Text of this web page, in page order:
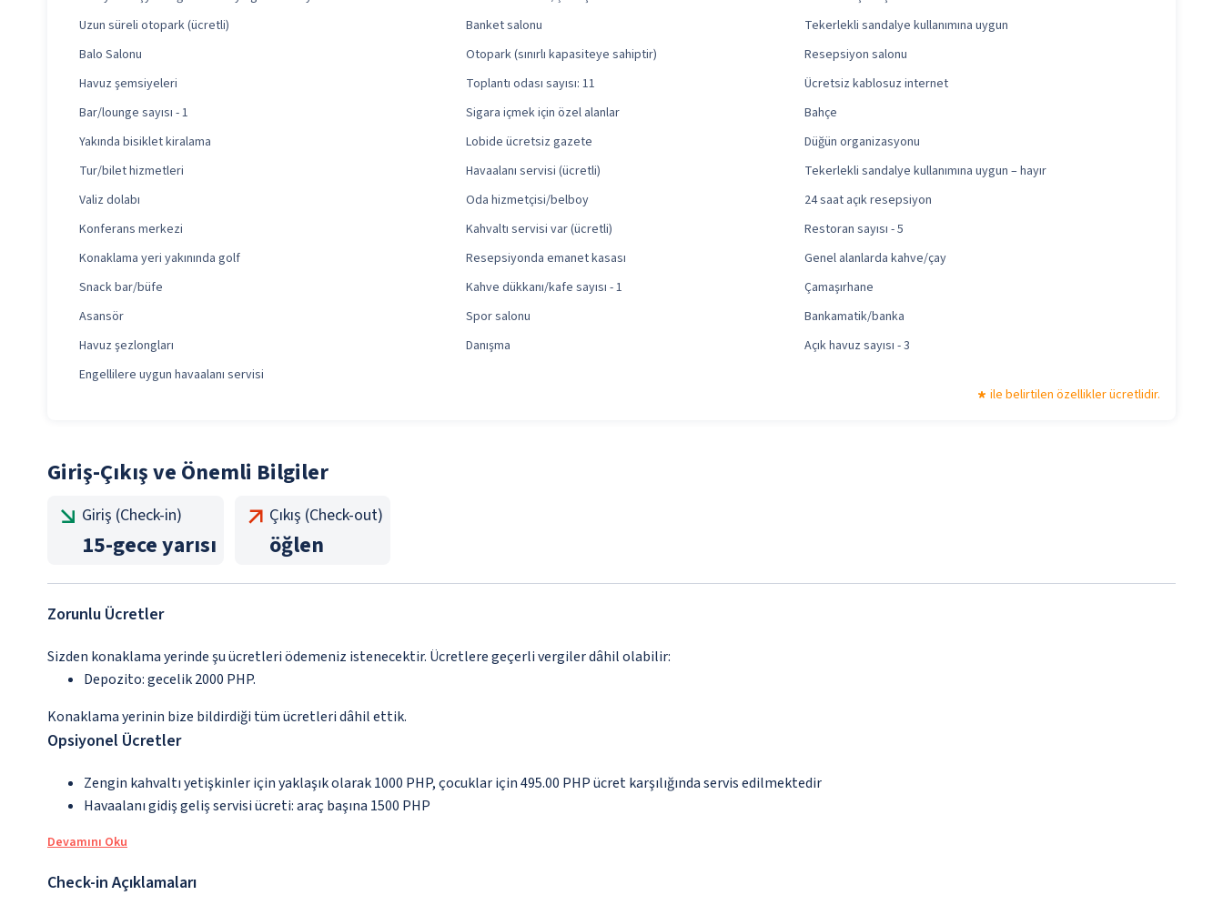
Uzun süreli otopark (ücretli)
Banket salonu
Tekerlekli sandalye kullanımına uygun
Balo Salonu
Otopark (sınırlı kapasiteye sahiptir)
Resepsiyon salonu
Havuz şemsiyeleri
Toplantı odası sayısı: 11
Ücretsiz kablosuz internet
Bar/lounge sayısı - 1
Sigara içmek için özel alanlar
Bahçe
Yakında bisiklet kiralama
Lobide ücretsiz gazete
Düğün organizasyonu
Tur/bilet hizmetleri
Havaalanı servisi (ücretli)
Tekerlekli sandalye kullanımına uygun – hayır
Valiz dolabı
Oda hizmetçisi/belboy
24 saat açık resepsiyon
Konferans merkezi
Kahvaltı servisi var (ücretli)
Restoran sayısı - 5
Konaklama yeri yakınında golf
Resepsiyonda emanet kasası
Genel alanlarda kahve/çay
Snack bar/büfe
Kahve dükkanı/kafe sayısı - 1
Çamaşırhane
Asansör
Spor salonu
Bankamatik/banka
Havuz şezlongları
Danışma
Açık havuz sayısı - 3
Engellilere uygun havaalanı servisi
ile belirtilen özellikler ücretlidir.
Giriş-Çıkış ve Önemli Bilgiler
Giriş (Check-in)
15-gece yarısı
Çıkış (Check-out)
öğlen
Zorunlu Ücretler
Sizden konaklama yerinde şu ücretleri ödemeniz istenecektir. Ücretlere geçerli vergiler dâhil olabilir:
Depozito: gecelik 2000 PHP.
Konaklama yerinin bize bildirdiği tüm ücretleri dâhil ettik.
Opsiyonel Ücretler
Zengin kahvaltı yetişkinler için yaklaşık olarak 1000 PHP, çocuklar için 495.00 PHP ücret karşılığında servis edilmektedir
Havaalanı gidiş geliş servisi ücreti: araç başına 1500 PHP
Devamını Oku
Check-in Açıklamaları